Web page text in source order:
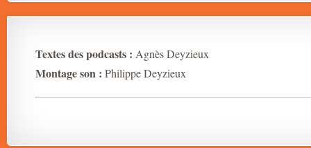
Textes des podcasts : Agnès Deyzieux
Montage son : Philippe Deyzieux